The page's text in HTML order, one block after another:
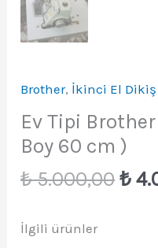
Brother, İkinci El Dikiş
Ev Tipi
Boy 60 cm )
₺5.000,00 ₺
İlgili ürünler